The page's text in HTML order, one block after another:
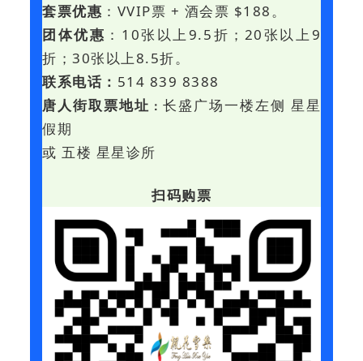
套票优惠 ：VVIP票 + 酒会票 $188。
团体优惠 ：10张以上9.5折；20张以上9
折；30张以上8.5折。
联系电话： 514 839 8388
唐人街取票地址 ： 长盛广场一楼左侧 星星
假期
或 五楼 星星诊所
扫码购票